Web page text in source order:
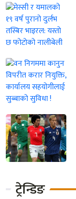
ट्रेन्डिङ